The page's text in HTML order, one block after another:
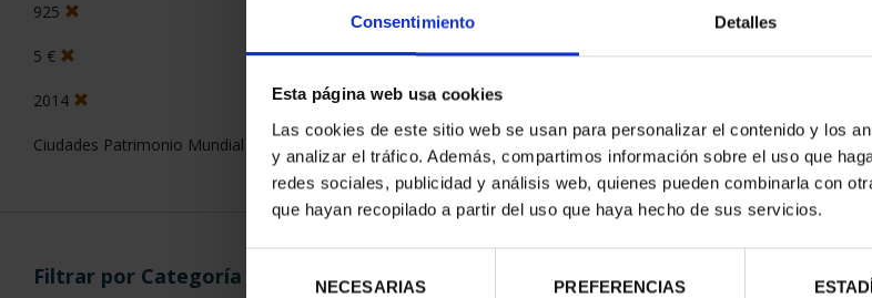
Consentimiento Detalles
Esta página web usa cookies
Las cookies de este sitio web se usan para personalizar el contenido y los
y analizar el tráfico. Además, compartimos información sobre el uso que
redes sociales, publicidad y análisis web, quienes pueden combinarla con
que hayan recopilado a partir del uso que haya hecho de sus servicios.
NECESARIAS PREFERENCIAS
925
5 €
2014
Ciudades Patrimonio Mundial
Filtrar por Categoría
5 Productos encontrados